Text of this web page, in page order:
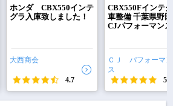
ホンダ CBX550インテ
グラ入庫致しました！
大西商会
4.7
CBX550Fインテ
車整備 千葉県野
CJパフォーマンス
ＣＪ パフォーマン
ス
5.0
車種選択するだけ、かんたん相場検索
車種